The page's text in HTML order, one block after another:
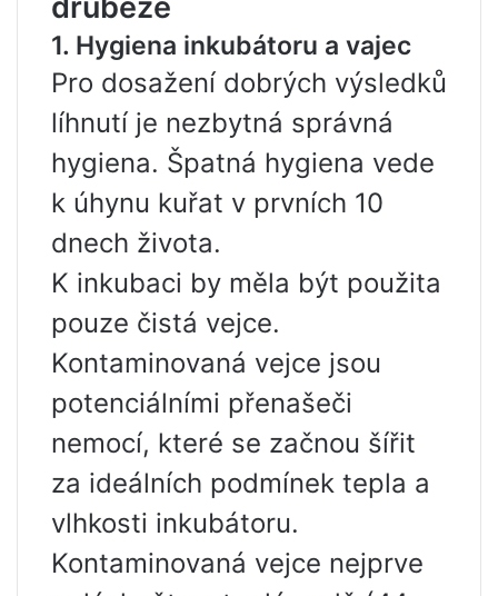
1. Hygiena inkubátoru a vajec
Pro dosažení dobrých výsledků
líhnutí je nezbytná správná
hygiena. Špatná hygiena vede
k úhynu kuřat v prvních 10
dnech života.
K inkubaci by měla být použita
pouze čistá vejce.
Kontaminovaná vejce jsou
potenciálními přenašeči
nemocí, které se začnou šířit
za ideálních podmínek tepla a
vlhkosti inkubátoru.
Kontaminovaná vejce nejprve